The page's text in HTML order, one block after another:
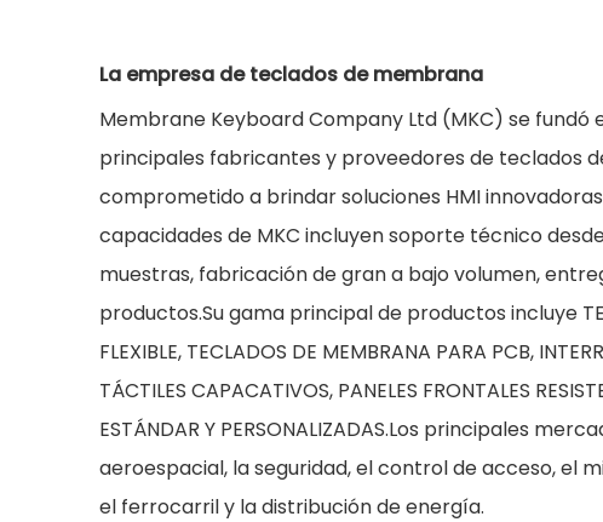
La empresa de teclados de membrana
Membrane Keyboard Company Ltd (MKC) se fundó
principales fabricantes y proveedores de teclados
comprometido a brindar soluciones HMI
capacidades de MKC incluyen soporte técnico
muestras, fabricación de gran a bajo volumen,
productos.Su gama principal de productos incluye
FLEXIBLE, TECLADOS DE MEMBRANA PARA PCB,
TÁCTILES CAPACATIVOS, PANELES FRONTALES
ESTÁNDAR Y PERSONALIZADAS.Los principales
aeroespacial, la seguridad, el control de acceso, el
el ferrocarril y la distribución de energía.